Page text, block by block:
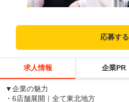
応募する
求人情報 企業PR
▼企業の魅力
・6店舗展開｜全て東北地方